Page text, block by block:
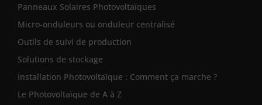
Panneaux Solaires Photovoltaïques
Micro-onduleurs ou onduleur centralisé
Outils de suivi de production
Solutions de stockage
Installation Photovoltaïque : Comment ça marche ?
Le Photovoltaïque de A à Z